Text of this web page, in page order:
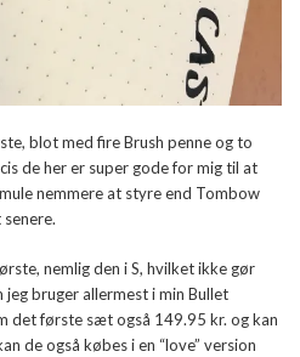
blot med fire Brush penne og to
de her er super gode for mig til at
nemmere at styre end Tombow
nemlig den i S, hvilket ikke gør
bruger allermest i min Bullet
det første sæt også 149.95 kr. og kan
de også købes i en “love” version